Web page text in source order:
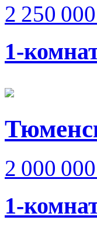
2 250
1-
2 000
1-